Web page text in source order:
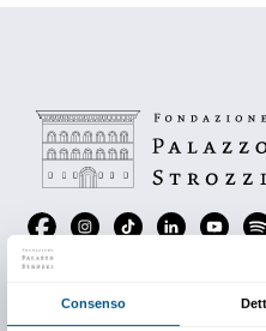
per approfondire la
nel luogo stesso da cui
L’incontro è introdotto
Scaletti e della
Testaferrata.